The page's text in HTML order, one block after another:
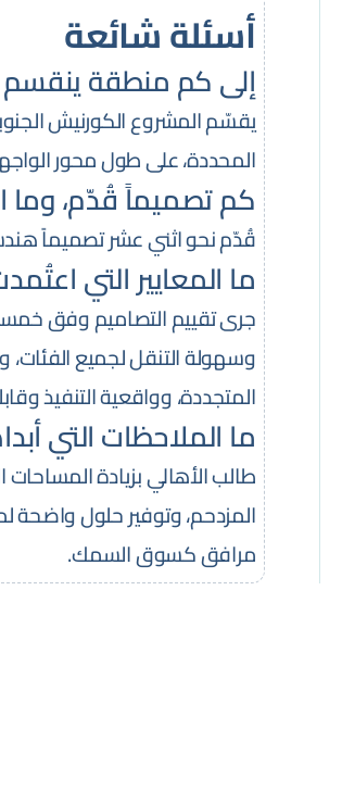
أسئلة شائعة
إلى كم منطقة ينقسم
يقسّم المشروع الكورنيش
المحددة، على طول محور
كم تصميماً قُدّم، وما
قُدّم نحو اثني عشر تصميماً
ما المعايير التي
جرى تقييم التصاميم وفق خمسة
وسهولة التنقل لجميع الفئات،
المتجددة، وواقعية التنفيذ
ما الملاحظات التي
طالب الأهالي بزيادة
المزدحم، وتوفير حلول واضحة
مرافق كسوق السمك.